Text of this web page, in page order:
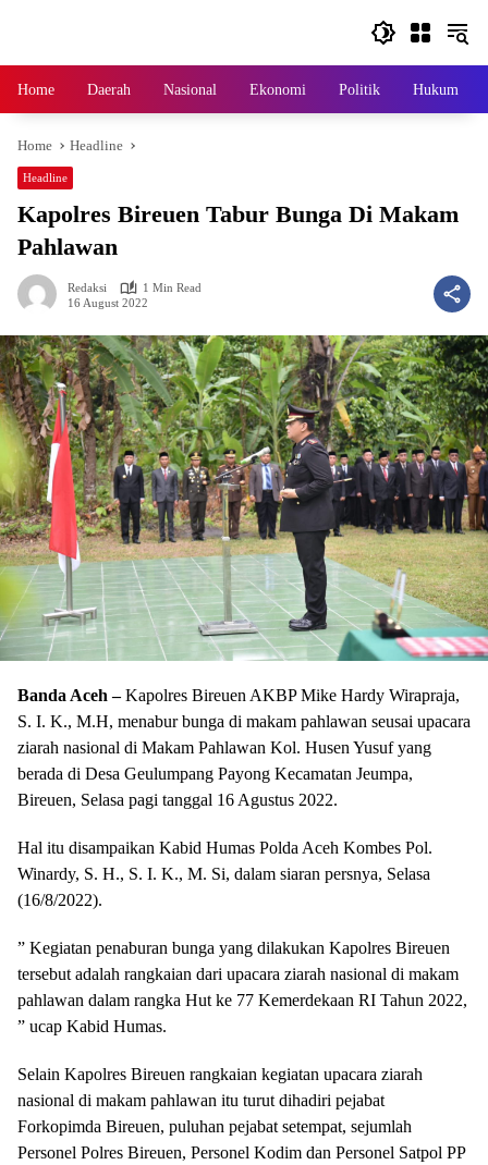
Home Daerah Nasional Ekonomi Politik Hukum
Home Headline
Headline
Kapolres Bireuen Tabur Bunga Di Makam
Pahlawan
Redaksi
1 Min Read
16 August 2022
Banda Aceh –Kapolres Bireuen AKBP Mike Hardy Wirapraja,
S. I. K., M.H, menabur bunga di makam pahlawan seusai upacara
ziarah nasional di Makam Pahlawan Kol. Husen Yusuf yang
berada di Desa Geulumpang Payong Kecamatan Jeumpa,
Bireuen, Selasa pagi tanggal 16 Agustus 2022.
Hal itu disampaikan Kabid Humas Polda Aceh Kombes Pol.
Winardy, S. H., S. I. K., M. Si, dalam siaran persnya, Selasa
(16/8/2022).
” Kegiatan penaburan bunga yang dilakukan Kapolres Bireuen
tersebut adalah rangkaian dari upacara ziarah nasional di makam
pahlawan dalam rangka Hut ke 77 Kemerdekaan RI Tahun 2022,
” ucap Kabid Humas.
Selain Kapolres Bireuen rangkaian kegiatan upacara ziarah
nasional di makam pahlawan itu turut dihadiri pejabat
Forkopimda Bireuen, puluhan pejabat setempat, sejumlah
Personel Polres Bireuen, Personel Kodim dan Personel Satpol PP